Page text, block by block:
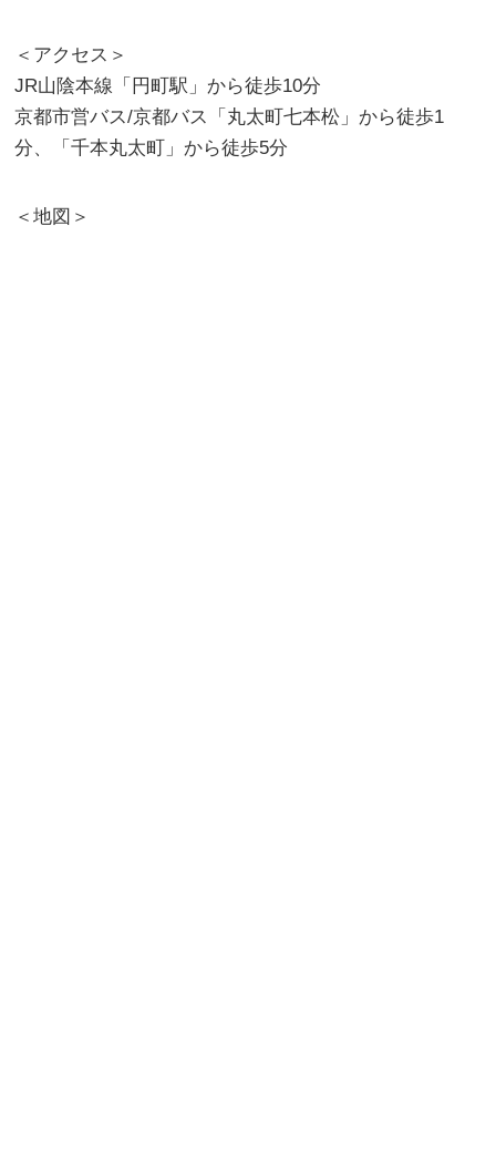
＜アクセス＞
JR山陰本線「円町駅」から徒歩10分
京都市営バス/京都バス「丸太町七本松」から徒歩1
分、「千本丸太町」から徒歩5分
＜地図＞